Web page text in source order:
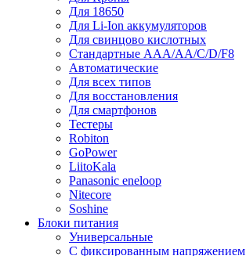
Для 18650
Для Li-Ion аккумуляторов
Для свинцово кислотных
Стандартные ААА/АА/С/D/F8
Автоматические
Для всех типов
Для восстановления
Для смартфонов
Тестеры
Robiton
GoPower
LiitoKala
Panasonic eneloop
Nitecore
Soshine
Блоки питания
Универсальные
C фиксированным напряжением